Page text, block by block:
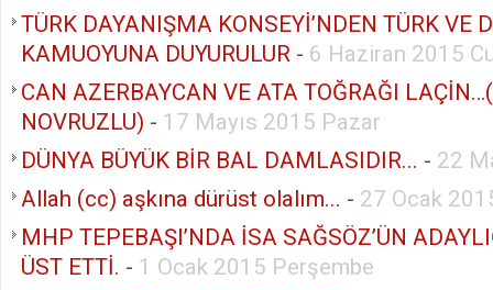
TÜRK DAYANIŞMA KONSEYİ’NDEN TÜRK VE
KAMUOYUNA DUYURULUR - 6 Haziran 2015
CAN AZERBAYCAN VE ATA TOĞRAĞI
NOVRUZLU) - 17 Mayıs 2015 Pazar
DÜNYA BÜYÜK BİR BAL DAMLASIDIR... - 22
Allah (cc) aşkına dürüst olalım... - 27 Ocak
MHP TEPEBAŞI’NDA İSA SAĞSÖZ’ÜN
ÜST ETTİ. - 1 Ocak 2015 Perşembe